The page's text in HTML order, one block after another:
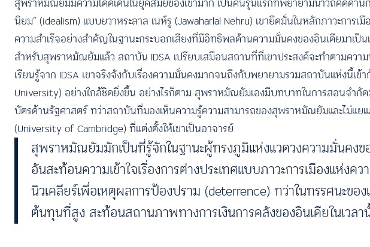
นิยม” (idealism) แบบยวาหระลาล เนห์รู (Jawaharlal Nehru) เขายึดมั่นในหลักภาวะการ
ความสำเร็จอย่างสำคัญในฐานะกระบอกเสียงที่มีอิทธิพลด้านความมั่นคงของอินเดียมาเป็น
สำหรับสุพราหมัณยัมแล้ว สถาบัน IDSA เปรียบเสมือนสถานที่ที่เขาประสงค์จะทำตามควา
เรียนรู้จาก IDSA เขาจริงจังกับเรื่องความมั่นคงมากจนถึงกับพยายามรวมสถาบันแห่งนี้เข้
University) อย่างใกล้ชิดยิ่งขึ้น อย่างไรก็ตาม สุพราหมัณยัมเองมีบทบาทในการสอนจำ
บัตรด้านรัฐศาสตร์ ทว่าสถาบันที่มองเห็นความรู้ความสามารถของสุพราหมัณยัมและไม่แ
(University of Cambridge) ที่แต่งตั้งให้เขาเป็นอาจารย์
สุพราหมัณยัมมักเป็นที่รู้จักในฐานะผู้ทรงภูมิแห่งแวดวงความมั่นค
อันสะท้อนความเข้าใจเรื่องการต่างประเทศแบบภาวะการเมืองแห่ง
นิวเคลียร์เพื่อเหตุผลการป้องปราม (deterrence) ทว่าในทรรศนะขอ
ต้นทุนที่สูง สะท้อนสถานภาพทางการเงินการคลังของอินเดียในเวลา